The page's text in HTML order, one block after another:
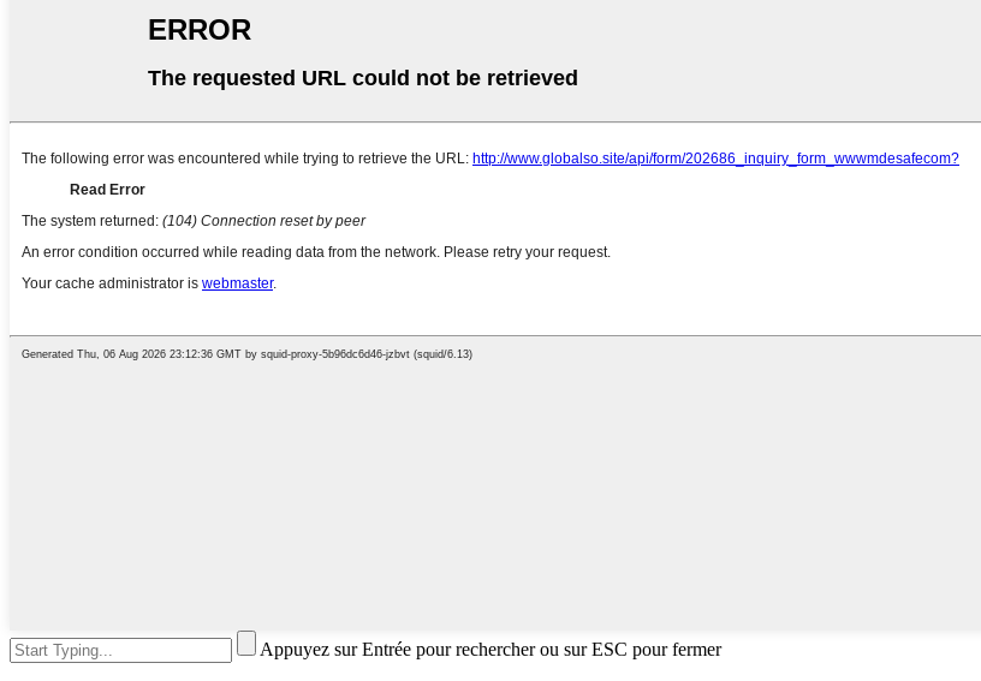
Appuyez sur Entrée pour rechercher ou sur ESC pour fermer